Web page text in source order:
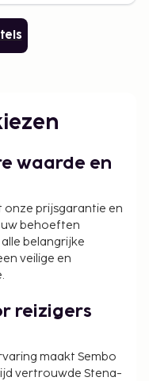
waarde en
onze prijsgarantie en
uw behoeften
belangrijke
veilige en
reizigers
maakt Sembo
vertrouwde Stena-